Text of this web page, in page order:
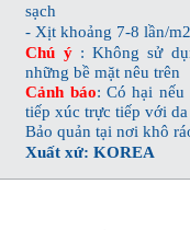
sạch
- Xịt khoảng 7-8 lần/m2
Chú ý : Không sử
những bề mặt nêu trên
Cảnh báo: Có hại
tiếp xúc trực tiếp với
Bảo quản tại nơi khô
Xuất xứ: KOREA